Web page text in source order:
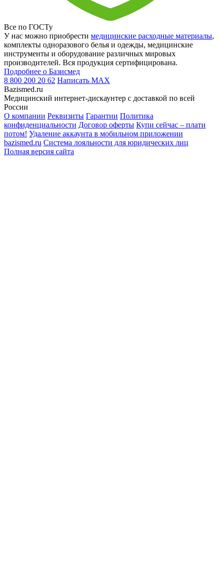
Все по ГОСТу
У нас можно приобрести медицинские расходные материалы,
комплекты одноразового белья и одежды, медицинские
инструменты и оборудование различных мировых
производителей. Вся продукция сертифицирована.
Подробнее о Базисмед
8 800 200 20 62 Написать MAX
Bazismed.ru
Медицинский интернет-дискаунтер с доставкой по всей
России
О компании Реквизиты Гарантии Политика
конфиденциальности Договор оферты Купи сейчас – плати
потом! Удаление аккаунта в мобильном приложении
bazismed.ru Система лояльности для юридических лиц
Полная версия сайта